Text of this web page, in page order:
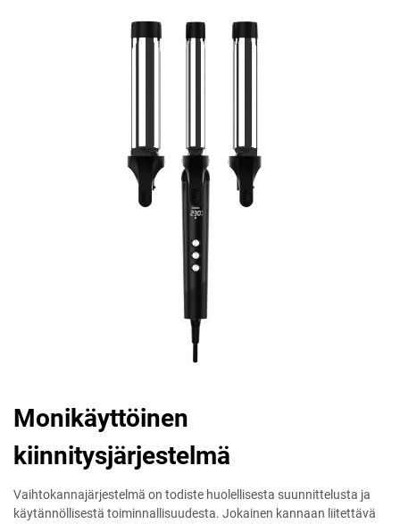
Monikäyttöinen
kiinnitysjärjestelmä
Vaihtokannajärjestelmä on todiste huolellisesta suunnittelusta ja
käytännöllisestä toiminnallisuudesta. Jokainen kannaan liitettävä